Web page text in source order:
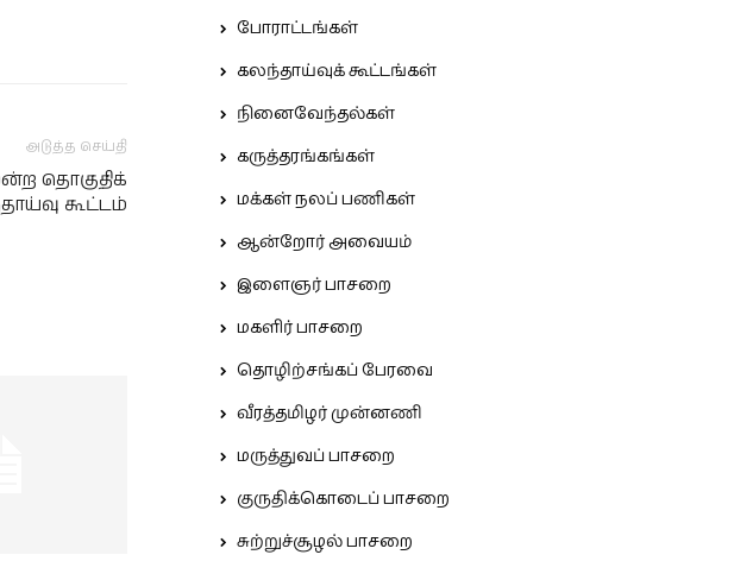
அடுத்த செய்தி
தொகுதிக்
கூட்டம்
போராட்டங்கள்
கலந்தாய்வுக் கூட்டங்கள்
நினைவேந்தல்கள்
கருத்தரங்கங்கள்
மக்கள் நலப் பணிகள்
ஆன்றோர் அவையம்
இளைஞர் பாசறை
மகளிர் பாசறை
தொழிற்சங்கப் பேரவை
வீரத்தமிழர் முன்னணி
மருத்துவப் பாசறை
குருதிக்கொடைப் பாசறை
சுற்றுச்சூழல் பாசறை